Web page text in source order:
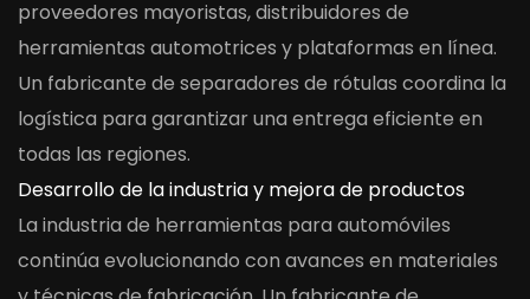
proveedores mayoristas, distribuidores de
herramientas automotrices y plataformas en línea.
Un fabricante de separadores de rótulas coordina la
logística para garantizar una entrega eficiente en
todas las regiones.
Desarrollo de la industria y mejora de productos
La industria de herramientas para automóviles
continúa evolucionando con avances en materiales